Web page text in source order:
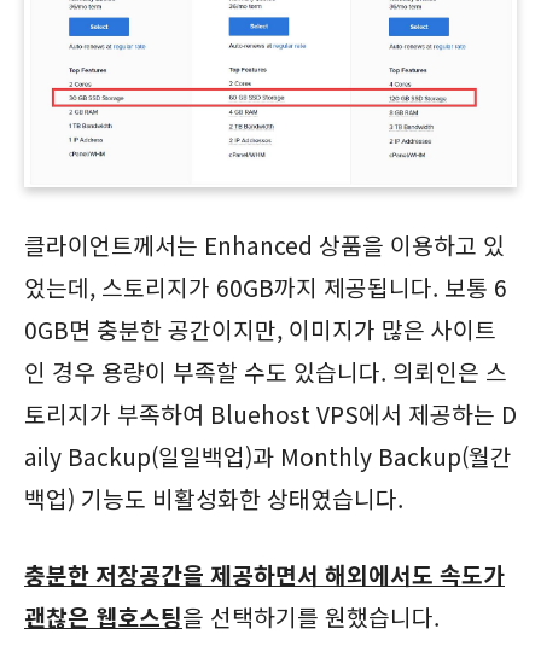
클라이언트께서는 Enhanced 상품을 이용하고 있
었는데, 스토리지가 60GB까지 제공됩니다. 보통 6
0GB면 충분한 공간이지만, 이미지가 많은 사이트
인 경우 용량이 부족할 수도 있습니다. 의뢰인은 스
토리지가 부족하여 Bluehost VPS에서 제공하는 D
aily Backup(일일백업)과 Monthly Backup(월간
백업) 기능도 비활성화한 상태였습니다.
충분한 저장공간을 제공하면서 해외에서도 속도가
괜찮은 웹호스팅을 선택하기를 원했습니다.